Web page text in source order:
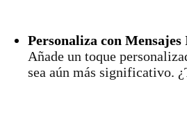
Personaliza con
Añade un toque
sea aún más significativo.